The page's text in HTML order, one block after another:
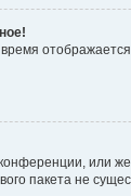
или
пакета не